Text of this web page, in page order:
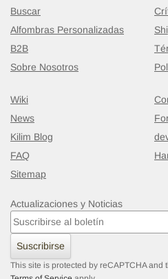
Buscar
Alfombras Personalizadas
B2B
Sobre Nosotros
Wiki
News
Kilim Blog
FAQ
Sitemap
Actualizaciones y Noticias
Suscribirse
This site is protected by reCAPTCHA and